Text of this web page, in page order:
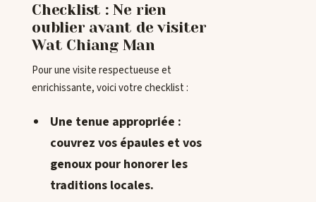
Checklist : Ne rien
oublier avant de visiter
Wat Chiang Man
Pour une visite respectueuse et
enrichissante, voici votre checklist :
Une tenue appropriée :
couvrez vos épaules et vos
genoux pour honorer les
traditions locales.